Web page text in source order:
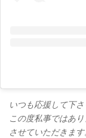
いつも応援して下さ
この度私事ではあ
させていただきます